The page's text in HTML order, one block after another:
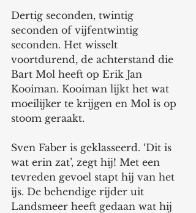
Dertig seconden, twintig
seconden of vijfentwintig
seconden. Het wisselt
voortdurend, de achterstand die
Bart Mol heeft op Erik Jan
Kooiman. Kooiman lijkt het wat
moeilijker te krijgen en Mol is op
stoom geraakt.
Sven Faber is geklasseerd. ‘Dit is
wat erin zat’, zegt hij! Met een
tevreden gevoel stapt hij van het
ijs. De behendige rijder uit
Landsmeer heeft gedaan wat hij